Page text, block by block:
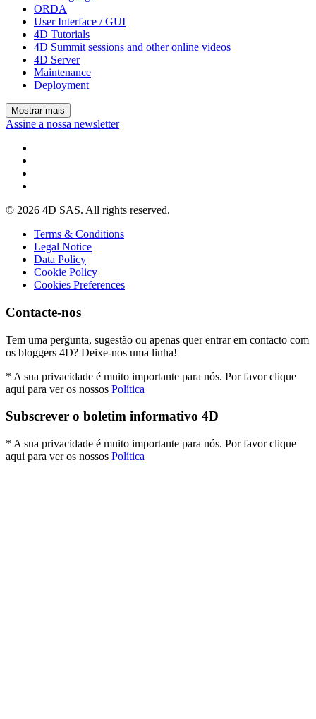
ORDA
User Interface / GUI
4D Tutorials
4D Summit sessions and other online videos
4D Server
Maintenance
Deployment
Mostrar mais
Assine a nossa newsletter
© 2026 4D SAS. All rights reserved.
Terms & Conditions
Legal Notice
Data Policy
Cookie Policy
Cookies Preferences
Contacte-nos
Tem uma pergunta, sugestão ou apenas quer entrar em contacto com
os bloggers 4D? Deixe-nos uma linha!
* A sua privacidade é muito importante para nós. Por favor clique
aqui para ver os nossos Política
Subscrever o boletim informativo 4D
* A sua privacidade é muito importante para nós. Por favor clique
aqui para ver os nossos Política